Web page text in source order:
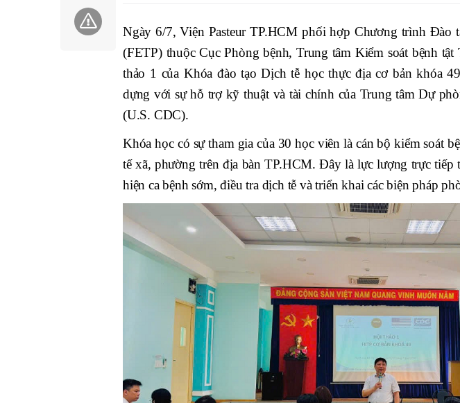
Ngày 6/7, Viện Pasteur TP.HCM phối hợp Chương trình Đào
(FETP) thuộc Cục Phòng bệnh, Trung tâm Kiểm soát bệnh
thảo 1 của Khóa đào tạo Dịch tễ học thực địa cơ bản khóa
dựng với sự hỗ trợ kỹ thuật và tài chính của Trung tâm Dự
(U.S. CDC).
Khóa học có sự tham gia của 30 học viên là cán bộ kiểm soát
tế xã, phường trên địa bàn TP.HCM. Đây là lực lượng trực tiếp
hiện ca bệnh sớm, điều tra dịch tễ và triển khai các biện pháp